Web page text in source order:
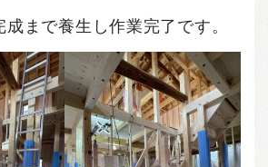
まで養生し作業完了です。